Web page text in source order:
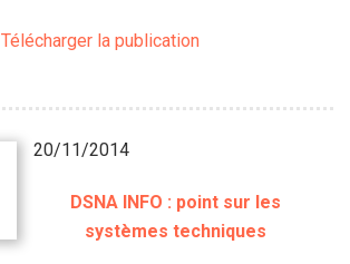
Télécharger la publication
20/11/2014
DSNA INFO : point sur les
systèmes techniques